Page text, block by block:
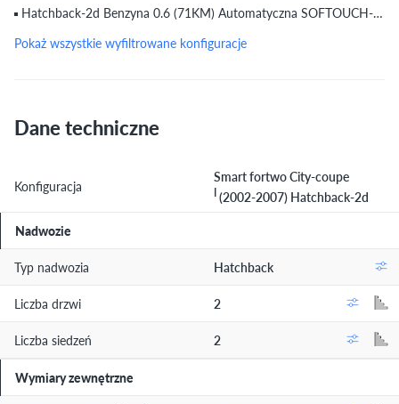
Hatchback-2d Benzyna 0.6 (71KM) Automatyczna SOFTOUCH-6 Brabus (do 30.12.2006)
Pokaż wszystkie wyfiltrowane konfiguracje
Dane techniczne
Konfiguracja
Smart fortwo City-coupe
I(2002-2007) Hatchback-2d
Nadwozie
Typ nadwozia Hatchback
Liczba drzwi 2
Liczba siedzeń 2
Wymiary zewnętrzne